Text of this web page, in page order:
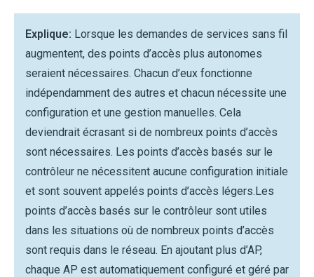
Explique: Lorsque les demandes de services sans fil
augmentent, des points d’accès plus autonomes
seraient nécessaires. Chacun d’eux fonctionne
indépendamment des autres et chacun nécessite une
configuration et une gestion manuelles. Cela
deviendrait écrasant si de nombreux points d’accès
sont nécessaires. Les points d’accès basés sur le
contrôleur ne nécessitent aucune configuration initiale
et sont souvent appelés points d’accès légers.Les
points d’accès basés sur le contrôleur sont utiles
dans les situations où de nombreux points d’accès
sont requis dans le réseau. En ajoutant plus d’AP,
chaque AP est automatiquement configuré et géré par